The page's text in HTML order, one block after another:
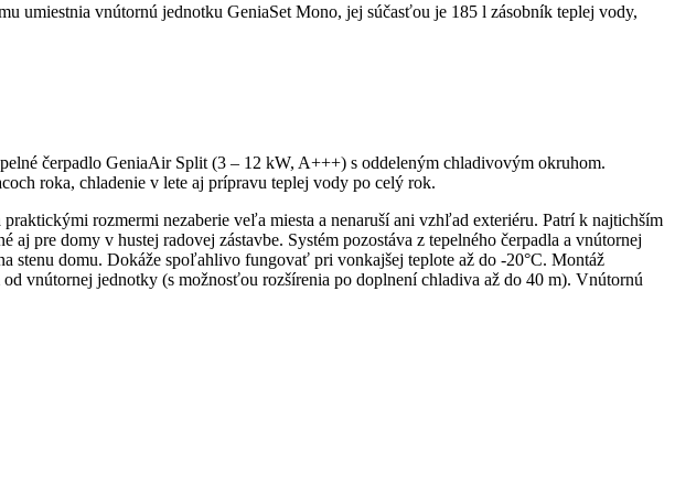
umiestnia vnútornú jednotku GeniaSet Mono, jej súčasťou je 185 l zásobník teplej vody,
čerpadlo GeniaAir Split (3 – 12 kW, A+++) s oddeleným chladivovým okruhom.
roka, chladenie v lete aj prípravu teplej vody po celý rok.
rozmermi nezaberie veľa miesta a nenaruší ani vzhľad exteriéru. Patrí k najtichším
pre domy v hustej radovej zástavbe. Systém pozostáva z tepelného čerpadla a vnútornej
stenu domu. Dokáže spoľahlivo fungovať pri vonkajšej teplote až do -20°C. Montáž
vnútornej jednotky (s možnosťou rozšírenia po doplnení chladiva až do 40 m). Vnútornú